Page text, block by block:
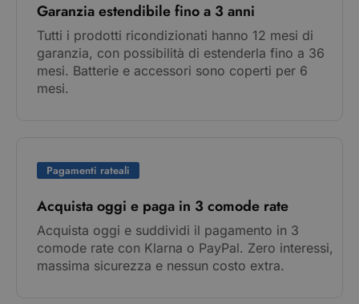
Garanzia estendibile fino a 3 anni
Tutti i prodotti ricondizionati hanno 12 mesi di
garanzia, con possibilità di estenderla fino a 36
mesi. Batterie e accessori sono coperti per 6
mesi.
Pagamenti rateali
Acquista oggi e paga in 3 comode rate
Acquista oggi e suddividi il pagamento in 3
comode rate con Klarna o PayPal. Zero interessi,
massima sicurezza e nessun costo extra.